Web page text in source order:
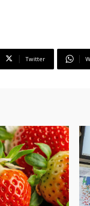
Twitter